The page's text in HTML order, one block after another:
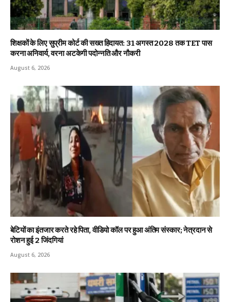
शिक्षकों के लिए सुप्रीम कोर्ट की सख्त हिदायत: 31 अगस्त 2028 तक TET पास
करना अनिवार्य, वरना अटकेगी पदोन्नति और नौकरी
August 6, 2026
बेटियों का इंतजार करते रहे पिता, वीडियो कॉल पर हुआ अंतिम संस्कार; नेत्रदान से
रोशन हुई 2 जिंदगियां
August 6, 2026